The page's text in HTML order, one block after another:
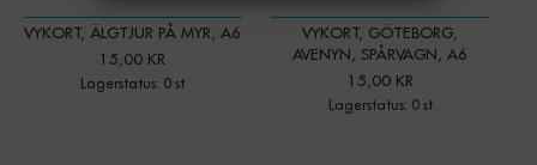
VYKORT, ÄLGTJUR PÅ MYR, A6
15,00 KR
Lagerstatus: 0 st
VYKORT, GÖTEBORG,
AVENYN, SPÅRVAGN, A6
15,00 KR
Lagerstatus: 0 st